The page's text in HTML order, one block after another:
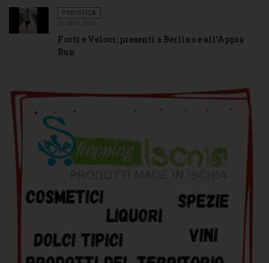
PODISTICA
Forti e Veloci: presenti a Berlino e all'Appia
Run